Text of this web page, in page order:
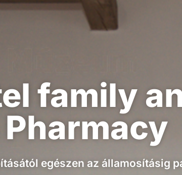
family
egészen az államosításig